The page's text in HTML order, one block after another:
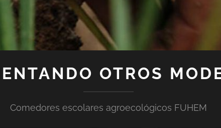
OTROS
Comedores escolares agroecológicos FUHEM